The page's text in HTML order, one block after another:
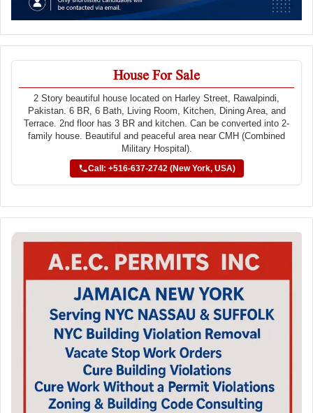
House For Sale
2 Story beautiful house located on Harley Street, Rawalpindi,
Pakistan. 6 BR, 6 Bath, Living Room, Kitchen, Dining Area, and
Terrace. 2nd floor has 3 BR and kitchen. Can be converted into 2-
family house. Beautiful and peaceful area near CMH (Combined
Military Hospital).
Call: +516-637-2742 (New York, USA)